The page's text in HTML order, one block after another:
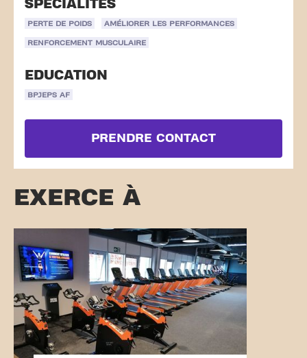
SPÉCIALITÉS
PERTE DE POIDS AMÉLIORER LES PERFORMANCES
RENFORCEMENT MUSCULAIRE
EDUCATION
BPJEPS AF
PRENDRE CONTACT
EXERCE À